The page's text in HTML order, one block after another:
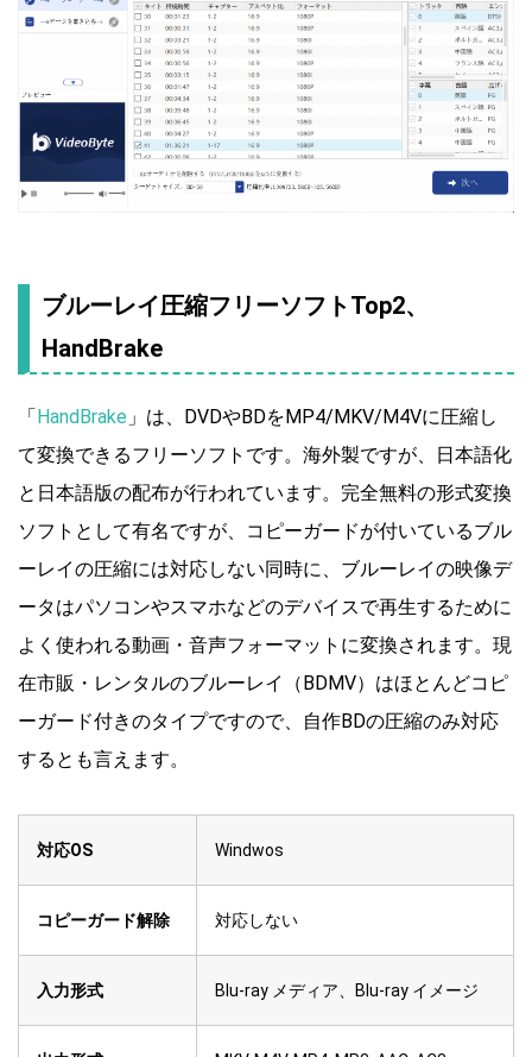
ブルーレイ圧縮フリーソフトTop2、
HandBrake
「HandBrake 」は、DVDやBDをMP4/MKV/M4Vに圧縮し
て変換できるフリーソフトです。海外製ですが、日本語化
と日本語版の配布が行われています。完全無料の形式変換
ソフトとして有名ですが、コピーガードが付いているブル
ーレイの圧縮には対応しない同時に、ブルーレイの映像デ
ータはパソコンやスマホなどのデバイスで再生するために
よく使われる動画・音声フォーマットに変換されます。現
在市販・レンタルのブルーレイ（BDMV）はほとんどコピ
ーガード付きのタイプですので、自作BDの圧縮のみ対応
するとも言えます。
対応OS Windwos
コピーガード解除 対応しない
入力形式 Blu-ray メディア、Blu-ray イメージ